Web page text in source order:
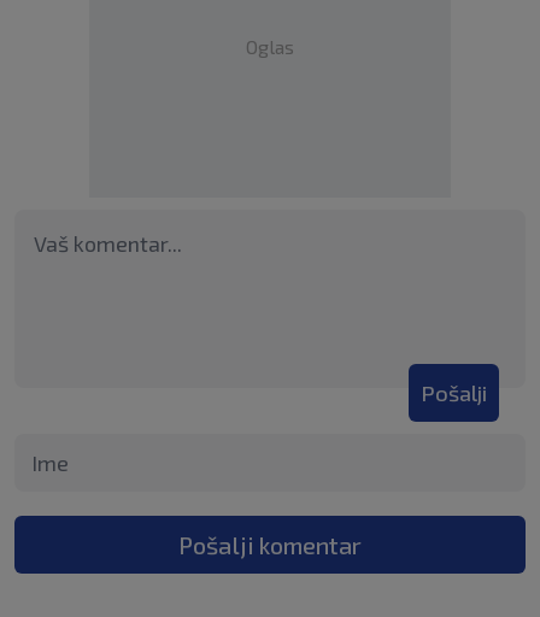
Oglas
Pošalji
Pošalji komentar